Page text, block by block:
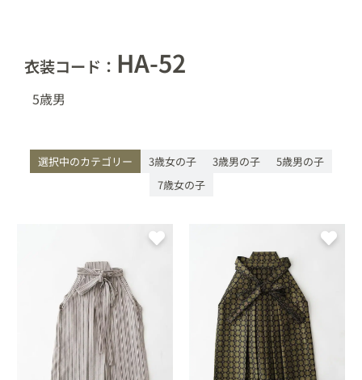
衣装コード： HA-52
5歳男
選択中のカテゴリー 3歳女の子 3歳男の子
5歳男の子
7歳女の子